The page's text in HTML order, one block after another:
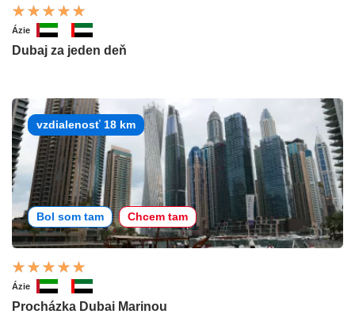
Ázie
Dubaj za jeden deň
vzdialenosť 18 km
Bol som tam Chcem tam
Ázie
Procházka Dubai Marinou